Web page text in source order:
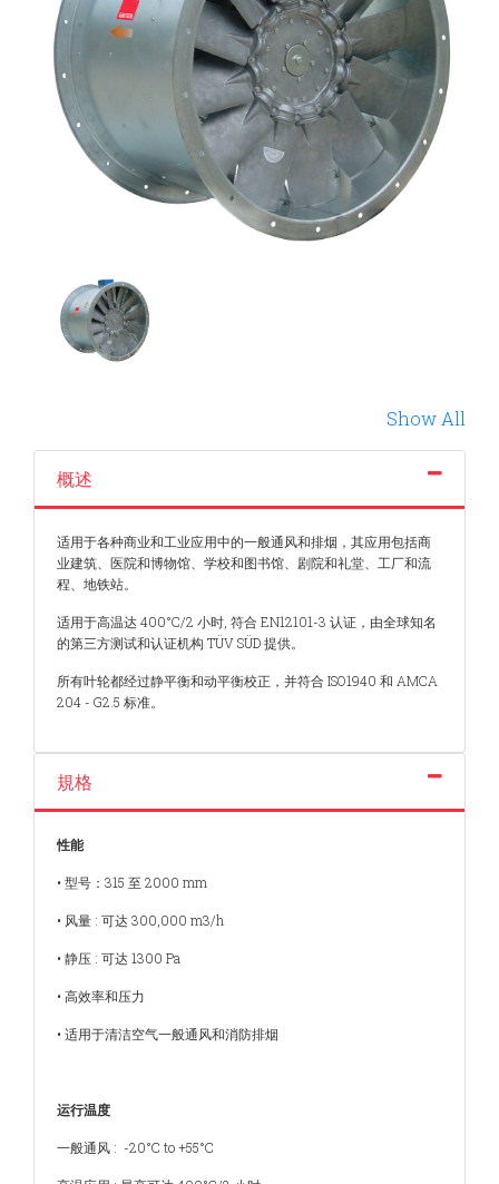
Show All
概述
适用于各种商业和工业应用中的一般通风和排烟，其应用包括商
业建筑、医院和博物馆、学校和图书馆、剧院和礼堂、工厂和流
程、地铁站。
适用于高温达 400°C/2 小时, 符合 EN12101-3 认证，由全球知名
的第三方测试和认证机构 TÜV SÜD 提供。
所有叶轮都经过静平衡和动平衡校正，并符合 ISO1940 和 AMCA
204 - G2.5 标准。
規格
性能
• 型号：315 至 2000 mm
• 风量 : 可达 300,000 m3/h
• 静压 : 可达 1300 Pa
• 高效率和压力
• 适用于清洁空气一般通风和消防排烟
运行温度
一般通风 : -20°C to +55°C